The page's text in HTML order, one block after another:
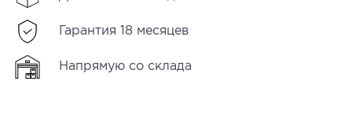
Гарантия 18 месяцев
Напрямую со склада